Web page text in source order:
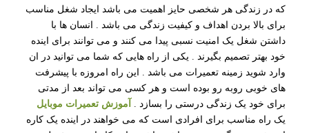
که در زندگی هر شخصی حایز اهمیت می باشد ایجاد شغل مناسب
برای بالا بردن اهداف و کیفیت زندگی می باشد . انسان ها با
داشتن شغل یک امنیت نسبی پیدا می کنند و می توانند برای اینده
خود بهتر تصمیم بگیرند . یکی از راه هایی که شما می توانید در ان
وارد شوید زمینه تعمیرات می باشد . این راه امروزه با پیشرفت
های خوبی روبه رو بوده است و هر کسی می تواند بعد از مدتی
برای خود یک زندگی درستی را بسازد .
آموزش تعمیرات موبایل
یک راه مناسب برای افرادی است که می خواهند در اینده یک کاره